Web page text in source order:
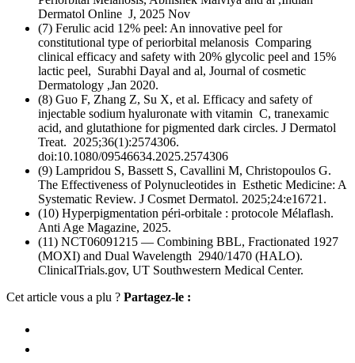
Dermatol Online J, 2025 Nov
(7) Ferulic acid 12% peel: An innovative peel for
constitutional type of periorbital melanosis Comparing
clinical efficacy and safety with 20% glycolic peel and 15%
lactic peel, Surabhi Dayal and al, Journal of cosmetic
Dermatology ,Jan 2020.
(8) Guo F, Zhang Z, Su X, et al. Efficacy and safety of
injectable sodium hyaluronate with vitamin C, tranexamic
acid, and glutathione for pigmented dark circles. J Dermatol
Treat. 2025;36(1):2574306.
doi:10.1080/09546634.2025.2574306
(9) Lampridou S, Bassett S, Cavallini M, Christopoulos G.
The Effectiveness of Polynucleotides in Esthetic Medicine: A
Systematic Review. J Cosmet Dermatol. 2025;24:e16721.
(10) Hyperpigmentation péri-orbitale : protocole Mélaflash.
Anti Age Magazine, 2025.
(11) NCT06091215 — Combining BBL, Fractionated 1927
(MOXI) and Dual Wavelength 2940/1470 (HALO).
ClinicalTrials.gov, UT Southwestern Medical Center.
Cet article vous a plu ? Partagez-le :